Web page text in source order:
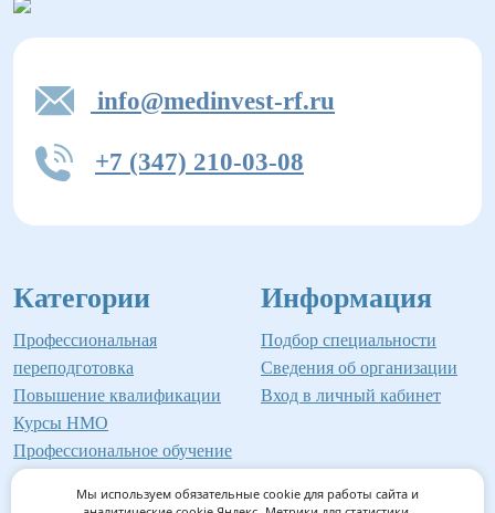
info@medinvest-rf.ru
+7 (347) 210-03-08
Категории
Профессиональная
переподготовка
Повышение квалификации
Курсы НМО
Профессиональное обучение
Информация
Подбор специальности
Сведения об организации
Вход в личный кабинет
Мы используем обязательные cookie для работы сайта и